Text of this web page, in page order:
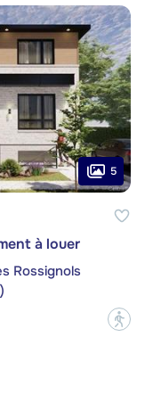
5
à louer
Rossignols
?